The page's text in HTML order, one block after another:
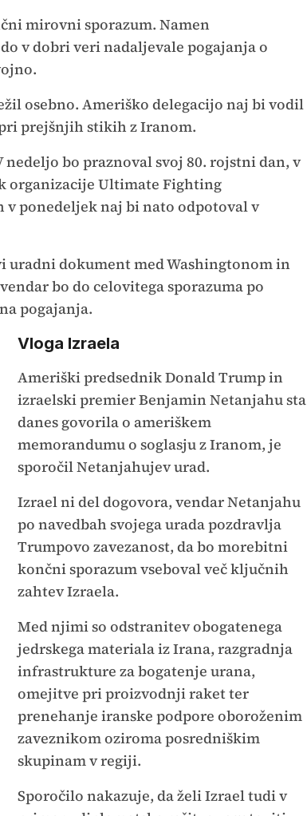
mirovni sporazum. Namen
v dobri veri nadaljevale pogajanja o
osebno. Ameriško delegacijo naj bi vodil
prejšnjih stikih z Iranom.
bo praznoval svoj 80. rojstni dan, v
organizacije Ultimate Fighting
ponedeljek naj bi nato odpotoval v
uradni dokument med Washingtonom in
bo do celovitega sporazuma po
pogajanja.
Vloga Izraela
Ameriški predsednik Donald Trump in
izraelski premier Benjamin Netanjahu sta
danes govorila o ameriškem
memorandumu o soglasju z Iranom, je
sporočil Netanjahujev urad.
Izrael ni del dogovora, vendar Netanjahu
po navedbah svojega urada pozdravlja
Trumpovo zavezanost, da bo morebitni
končni sporazum vseboval več ključnih
zahtev Izraela.
Med njimi so odstranitev obogatenega
jedrskega materiala iz Irana, razgradnja
infrastrukture za bogatenje urana,
omejitve pri proizvodnji raket ter
prenehanje iranske podpore oboroženim
zaveznikom oziroma posredniškim
skupinam v regiji.
Sporočilo nakazuje, da želi Izrael tudi v